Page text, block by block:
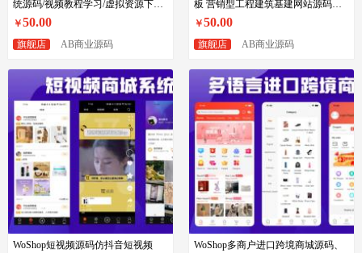
统源码/视频教程学习/虚拟资源下载
源码【正版原创】
￥50.00
旗舰店 AB商业源码
板 营销型工程建筑基建网站源码下
载
￥50.00
旗舰店 AB商业源码
WoShop短视频源码仿抖音短视频
WoShop多商户进口跨境商城源码、